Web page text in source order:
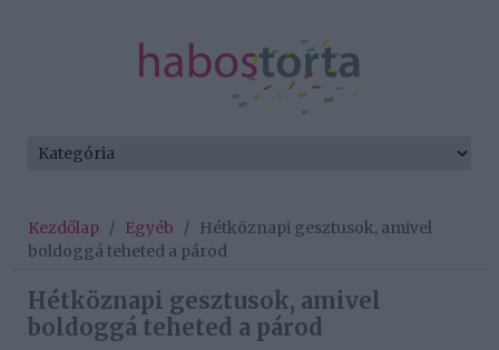
Kezdőlap / Egyéb / Hétköznapi gesztusok, amivel
boldoggá teheted a párod
Hétköznapi gesztusok, amivel
boldoggá teheted a párod